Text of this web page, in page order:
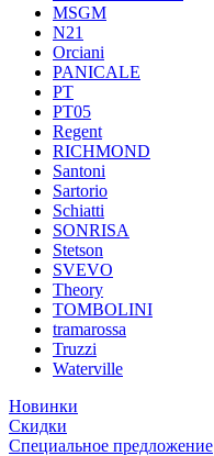
MSGM
N21
Orciani
PANICALE
PT
PT05
Regent
RICHMOND
Santoni
Sartorio
Schiatti
SONRISA
Stetson
SVEVO
Theory
TOMBOLINI
tramarossa
Truzzi
Waterville
Новинки
Скидки
Специальное предложение